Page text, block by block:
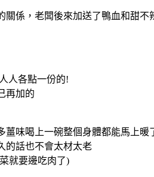
關係，老闆後來加送了鴨血和甜不
人各點一份的!
再加的
薑味喝上一碗整個身體都能馬上暖
的話也不會太材太老
就要邊吃肉了)